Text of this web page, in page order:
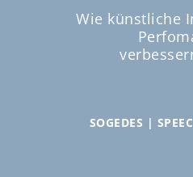
Wie künstliche
SOGEDES |